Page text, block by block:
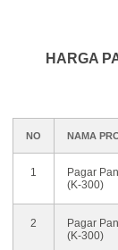
HARGA
NO NAMA
1
Pagar
(K-300)
2
Pagar
(K-300)